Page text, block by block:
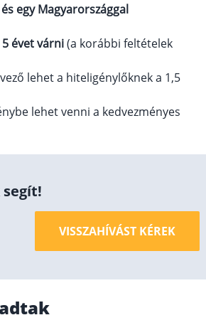
egy Magyarországgal
évet várni(a korábbi feltételek
lehet a hiteligénylőknek a 1,5
lehet venni a kedvezményes
VISSZAHÍVÁST KÉREK